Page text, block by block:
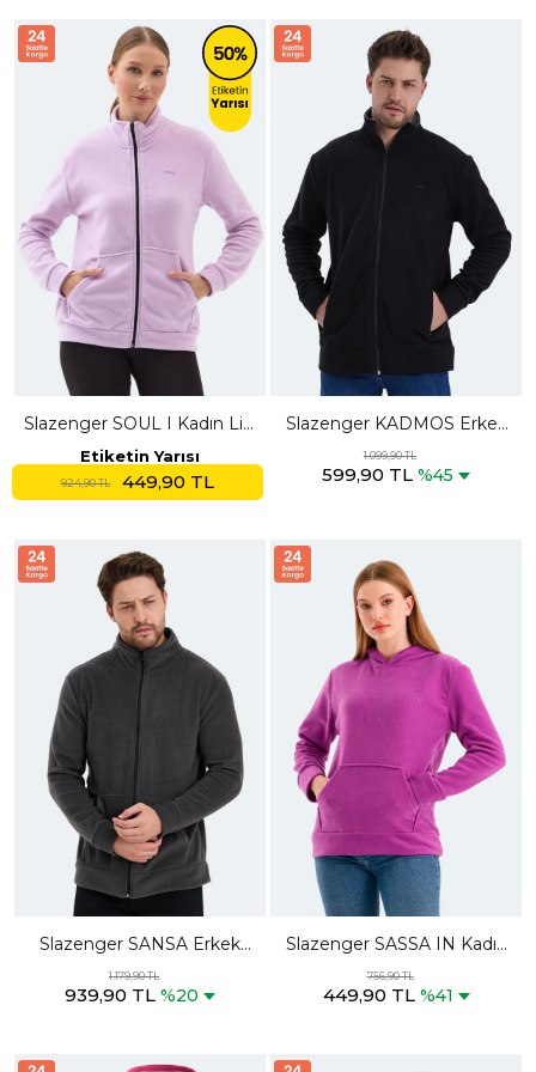
Slazenger SOUL I Kadın Lila
Polar
Etiketin Yarısı
924,90 TL 449,90 TL
Slazenger KADMOS Erkek
Fermuarlı Dik Yaka Cepli
Siyah Polar
1.099,90 TL
599,90 TL %45
Slazenger SANSA Erkek
Fermuarlı Dik Yaka Cepli
Koyu Gri Polar
1.179,90 TL
939,90 TL %20
Slazenger SASSA IN Kadın
Kapüşonlu Cepli Mor Polar
756,90 TL
449,90 TL %41